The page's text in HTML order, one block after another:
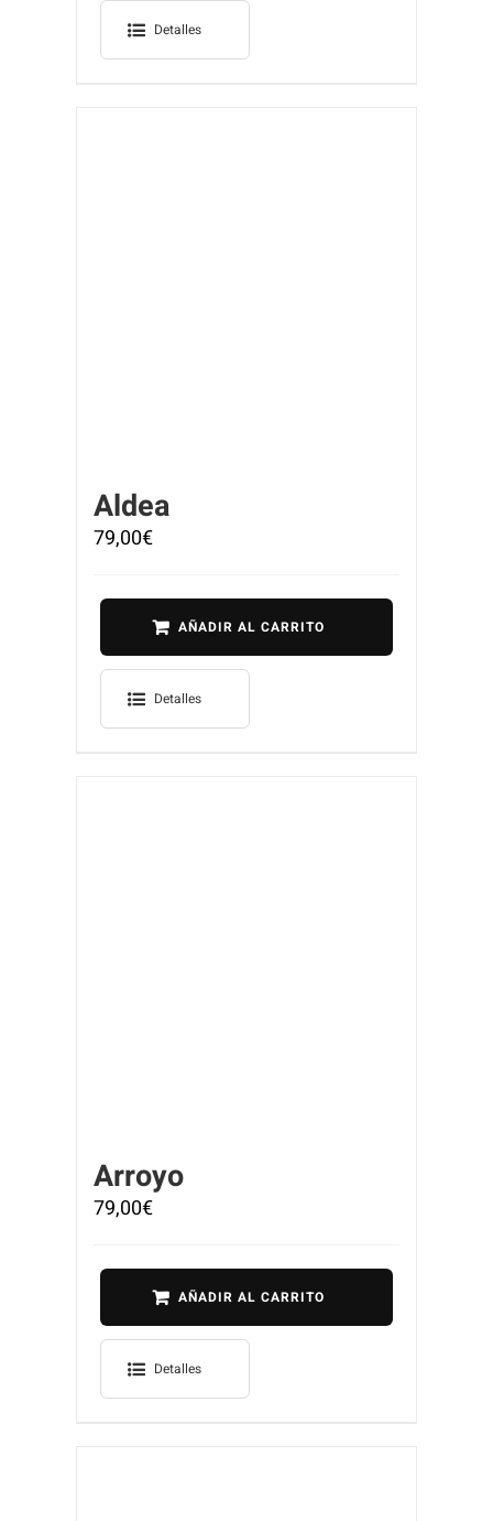
Detalles
Aldea
79,00€
AÑADIR AL CARRITO
Detalles
Arroyo
79,00€
AÑADIR AL CARRITO
Detalles